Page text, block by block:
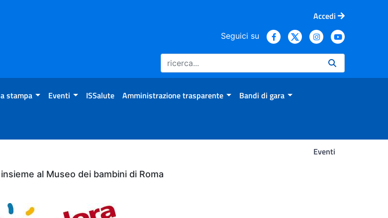
Accedi
Seguici su
stampa Eventi ISSalute Amministrazione trasparente Bandi di gara
Eventi
al Museo dei bambini di Roma